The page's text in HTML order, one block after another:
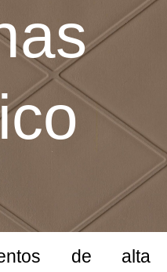
de alta